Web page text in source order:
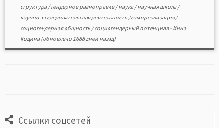
структура/гендерное равноправие/нaука/научная школа/
научно-исследовательская деятельность /самореализация/
социогендерная общность /социогендерный потенциал- Инна
Кодина(обновлено 1688 дней назад)
Ссылки соцсетей